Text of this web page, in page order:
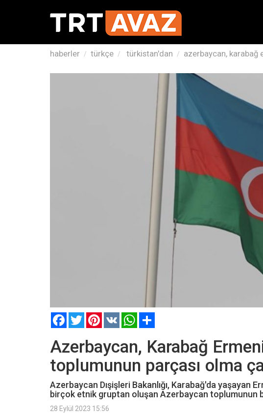
haberler türkçe türkistan'dan azerbaycan, karabağ
FacebookTwitterPinterest
VK WhatsApp
Azerbaycan, Karabağ
toplumunun parçası olma
Azerbaycan Dışişleri Bakanlığı, Karabağ'da yaşayan
birçok etnik gruptan oluşan Azerbaycan toplumunun
28 Eylül 2023 15:56